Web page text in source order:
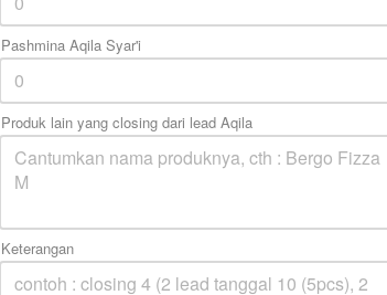
Pashmina Aqila Syar'i
Produk lain yang closing dari lead Aqila
Keterangan